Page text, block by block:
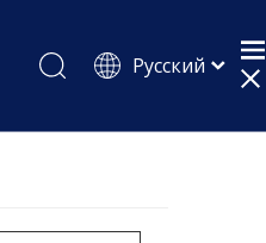
Pусский
Español